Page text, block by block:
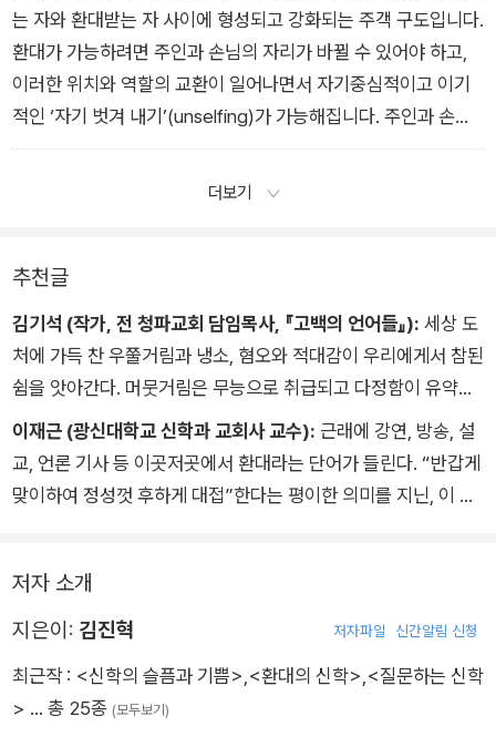
_3장 “환대와 선물” 중에서
는 자와 환대받는 자 사이에 형성되고 강화되는 주객 구도입니다.
환대가 가능하려면 주인과 손님의 자리가 바뀔 수 있어야 하고,
이러한 위치와 역할의 교환이 일어나면서 자기중심적이고 이기
적인 ‘자기 벗겨 내기’(unselfing)가 가능해집니다. 주인과 손님
사이의 자리 교환이 실제로는 비현실적이라 생각하겠지만, 복음
서를 보면 주객 구도는 예수께서 계셨던 식탁에서 거듭 허물어졌
일어났습니다. 현실을 규정하던 권력의 논리가 헛돌기 시작했고,
장차 있을 메시아적 미래가 임했습니다.
_4장 “환대와 성령의 집” 중에서
더보기
추천글
김기석 (작가, 전 청파교회 담임목사, 『고백의 언어들』): 세상 도
처에 가득 찬 우쭐거림과 냉소, 혐오와 적대감이 우리에게서 참된
쉼을 앗아간다. 머뭇거림은 무능으로 취급되고 다정함이 유약함
으로 받아들여지는 세상은 모든 이를 외롭게 한다. 뿌리 뽑힘, 고
향 상실, 안식 없음이야말로 우리 시대의 표상이다. 환대에 대한
논의가 도처에서 터져 나오는 것은 그런 현실을 반영한다.
를 초대한다. 『환대의 신학』에서 전개된 환대에 대한 정밀한 신학
회에 건네는 아리아드네의 실이라 여겨진다.
이재근 (광신대학교 신학과 교회사 교수): 근래에 강연, 방송, 설
교, 언론 기사 등 이곳저곳에서 환대라는 단어가 들린다. “반갑게
맞이하여 정성껏 후하게 대접”한다는 평이한 의미를 지닌, 이 특
을 환영하고 대접하는 행위가 타자뿐만 아니라 자신 또한 풍요롭
게 만드는 필수 요소임을 현대인이 다시금 자각하기 때문일 것이
환대는 기독교 신앙에서도 절대 중요한 요소였음을 기독교 역사
의 오래된 여러 문헌과 전통이 증언한다. 신학자 김진혁은 더는
저자 소개
지은이: 김진혁 저자파일 신간알림 신청
최근작 : <신학의 슬픔과 기쁨> <환대의 신학> <질문하는 신학
> … 총 25종 (모두보기)